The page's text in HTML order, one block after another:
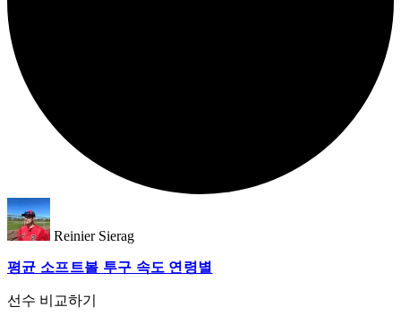
Reinier Sierag
평균 소프트볼 투구 속도 연령별
선수 비교하기